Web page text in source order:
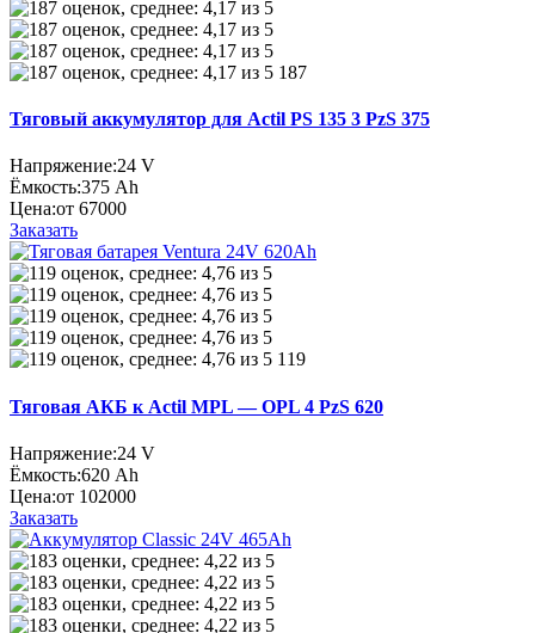
187
Тяговый аккумулятор для Actil PS 135 3 PzS 375
Напряжение:24 V
Ёмкость:375 Ah
Цена:от 67000
Заказать
119
Тяговая АКБ к Actil MPL — OPL 4 PzS 620
Напряжение:24 V
Ёмкость:620 Ah
Цена:от 102000
Заказать